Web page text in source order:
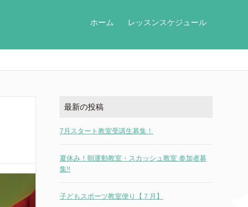
ホーム レッスンスケジュール
最新の投稿
7月スタート教室受講生募集！
夏休み！朝運動教室・スカッシュ教室 参加者募
集!!
子どもスポーツ教室便り【７月】